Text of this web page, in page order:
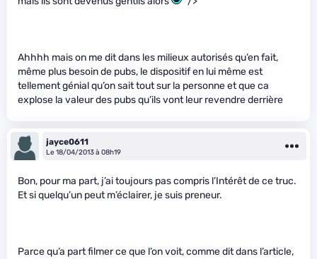
Ahhhh mais on me dit dans les milieux autorisés qu’en fait,
même plus besoin de pubs, le dispositif en lui même est
tellement génial qu’on sait tout sur la personne et que ca
explose la valeur des pubs qu’ils vont leur revendre derrière
jayce0611
Le 18/04/2013 à 08h19
Bon, pour ma part, j’ai toujours pas compris l’Intérêt de ce truc.
Et si quelqu’un peut m’éclairer, je suis preneur.
Parce qu’a part filmer ce que l’on voit, comme dit dans l’article,